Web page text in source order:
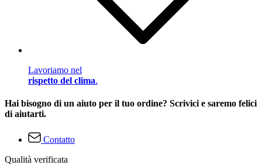
Lavoriamo nel
rispetto del clima.
Hai bisogno di un aiuto per il tuo ordine? Scrivici e saremo felici
di aiutarti.
Contatto
Qualità verificata